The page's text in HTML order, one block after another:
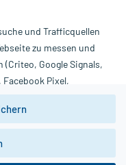
Webseite benutzt
wichtigen Hinweise in
einer Bestellung
und Trafficquellen
zu messen und
(Criteo, Google Signals,
Pixel,
gem. EU-
in Drittstaaten bzw.